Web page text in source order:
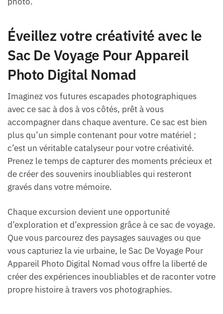
Éveillez votre créativité avec le
Sac De Voyage Pour Appareil
Photo Digital Nomad
Imaginez vos futures escapades photographiques
avec ce sac à dos à vos côtés, prêt à vous
accompagner dans chaque aventure. Ce sac est bien
plus qu’un simple contenant pour votre matériel ;
c’est un véritable catalyseur pour votre créativité.
Prenez le temps de capturer des moments précieux et
de créer des souvenirs inoubliables qui resteront
gravés dans votre mémoire.
Chaque excursion devient une opportunité
d’exploration et d’expression grâce à ce sac de voyage.
Que vous parcourez des paysages sauvages ou que
vous capturiez la vie urbaine, le Sac De Voyage Pour
Appareil Photo Digital Nomad vous offre la liberté de
créer des expériences inoubliables et de raconter votre
propre histoire à travers vos photographies.